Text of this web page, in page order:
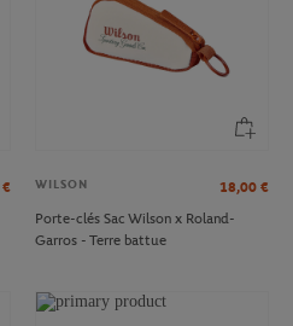
€
WILSON 18,00 €
Porte-clés Sac Wilson x Roland-
Garros - Terre battue